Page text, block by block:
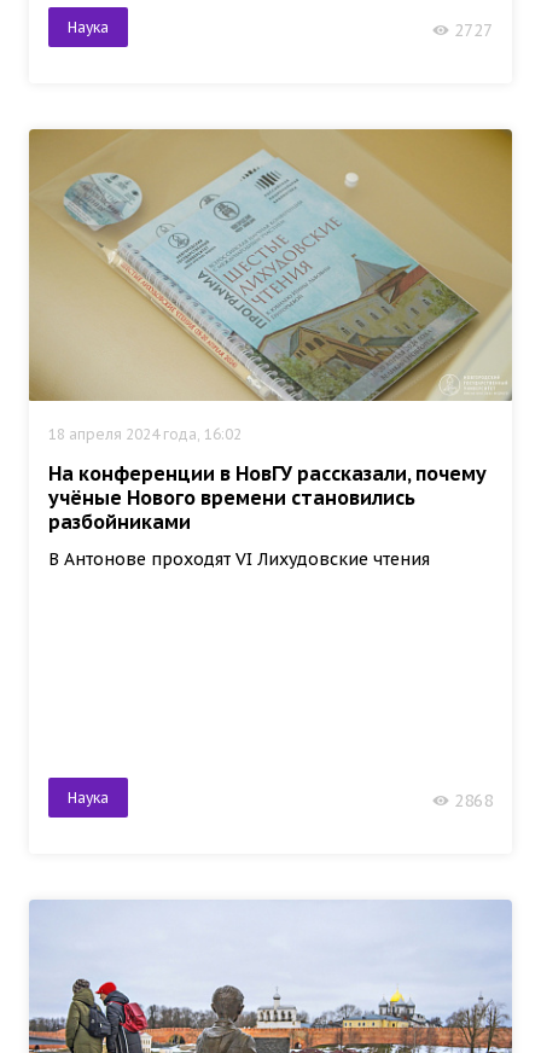
Наука 2727
18 апреля 2024 года, 16:02
На конференции в НовГУ рассказали, почему
учёные Нового времени становились
разбойниками
В Антонове проходят VI Лихудовские чтения
Наука 2868